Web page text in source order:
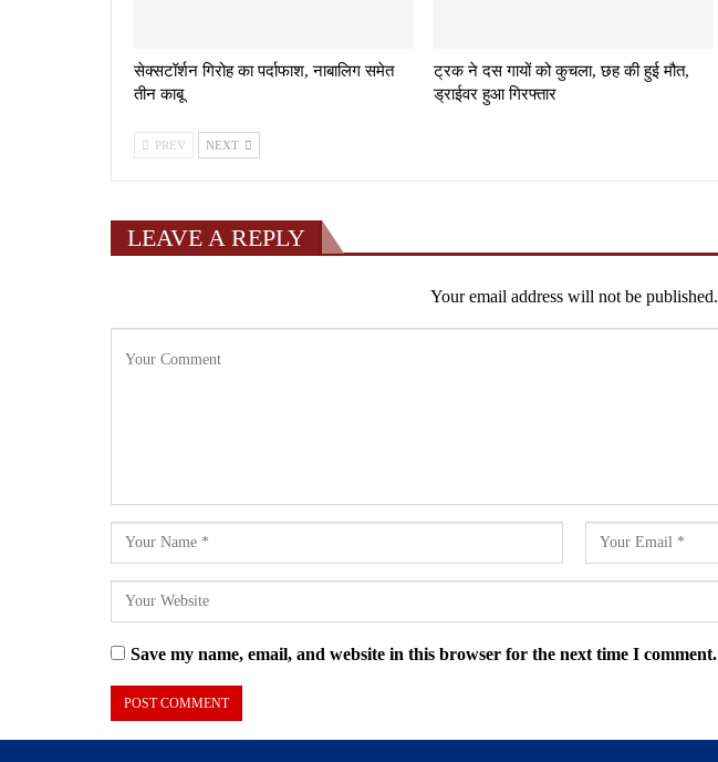
सेक्सटॉर्शन गिरोह का पर्दाफाश, नाबालिग समेत
तीन काबू
ट्रक ने दस गायों को कुचला, छह की हुई मौत,
ड्राईवर हुआ गिरफ्तार
PREV NEXT
LEAVE A REPLY
Your email address will not be published.
Save my name, email, and website in this browser for the next time I comment.